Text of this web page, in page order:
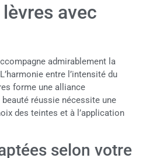
avec
admirablement la
entre l’intensité du
forme une alliance
réussie nécessite une
des teintes et à l’application
selon votre